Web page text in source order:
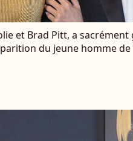
et Brad Pitt, a
du jeune homme de